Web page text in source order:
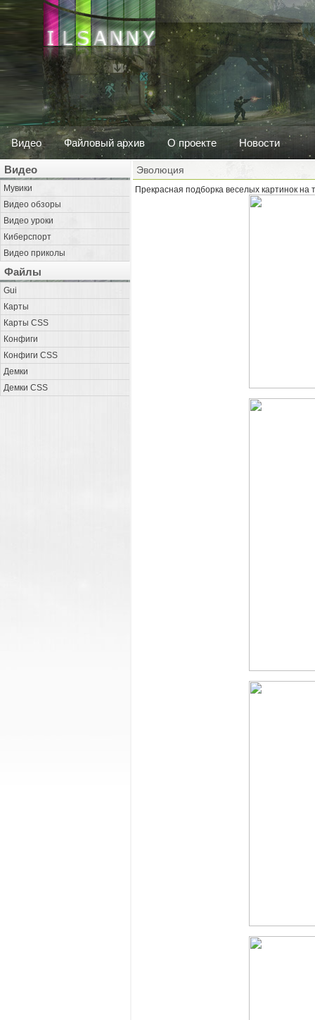
Видео Файловый архив О проекте Новости
Видео
Мувики
Видео обзоры
Видео уроки
Киберспорт
Видео приколы
Файлы
Gui
Карты
Карты CSS
Конфиги
Конфиги CSS
Демки
Демки CSS
Эволюция
Прекрасная подборка веселых картинок